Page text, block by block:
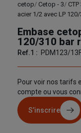
cetop
Cetop - 3
acier 1/2 avec LP
Embase
120/310 bar
Ref.1 : PDM123/
Pour voir nos tarifs
compte ou vous
S’inscrire